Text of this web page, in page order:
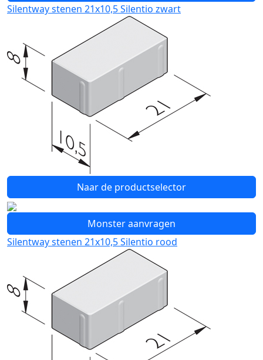
Silentway stenen 21x10,5 Silentio zwart
Naar de productselector
Monster aanvragen
Silentway stenen 21x10,5 Silentio rood